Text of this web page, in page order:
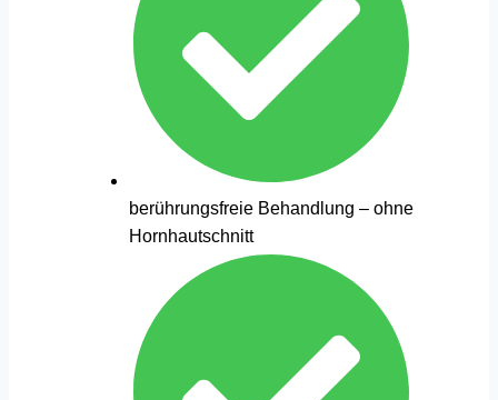
berührungsfreie Behandlung – ohne
Hornhautschnitt